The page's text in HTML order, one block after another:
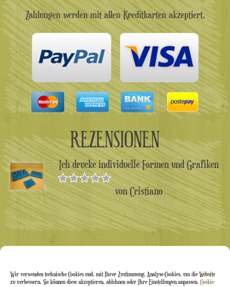
Wir verwenden technische Cookies und, mit Ihrer Zustimmung, Analyse-Cookies, um die Website
zu verbessern. Sie können diese akzeptieren, ablehnen oder Ihre Einstellungen anpassen. Cookie-
Zahlungen werden mit allen Kreditkarten akzeptiert.
REZENSIONEN
Ich drucke individuelle Formen und Grafiken
Bewertet
mit5 von 5
von Cristiano